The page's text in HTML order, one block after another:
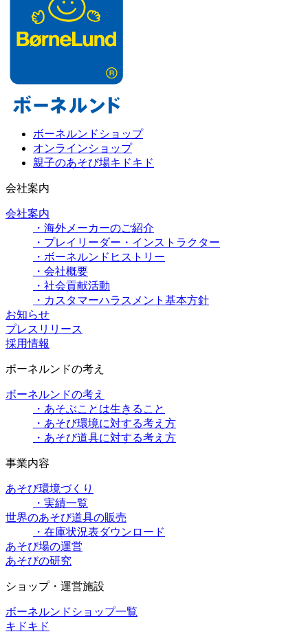
ボーネルンドショップ
オンラインショップ
親子のあそび場キドキド
会社案内
会社案内
・海外メーカーのご紹介
・プレイリーダー・インストラクター
・ボーネルンドヒストリー
・会社概要
・社会貢献活動
・カスタマーハラスメント基本方針
お知らせ
プレスリリース
採用情報
ボーネルンドの考え
ボーネルンドの考え
・あそぶことは生きること
・あそび環境に対する考え方
・あそび道具に対する考え方
事業内容
あそび環境づくり
・実績一覧
世界のあそび道具の販売
・在庫状況表ダウンロード
あそび場の運営
あそびの研究
ショップ・運営施設
ボーネルンドショップ一覧
キドキド